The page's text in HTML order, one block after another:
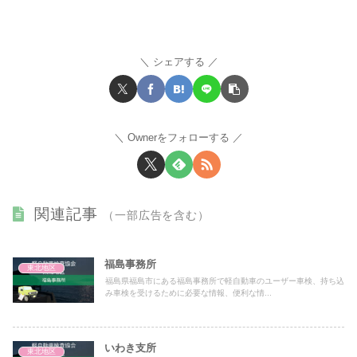
シェアする
Ownerをフォローする
関連記事 （一部広告を含む）
東北地区 福島事務所
福島県福島市にある福島事務所で軽自動車のユーザー車検、持ち込
み車検を受けるために必要な情報、便利な情...
東北地区 いわき支所